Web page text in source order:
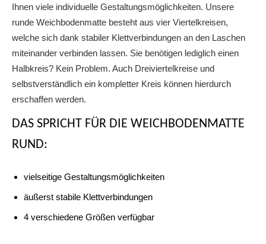
Ihnen viele individuelle Gestaltungsmöglichkeiten. Unsere
runde Weichbodenmatte besteht aus vier Viertelkreisen,
welche sich dank stabiler Klettverbindungen an den Laschen
miteinander verbinden lassen. Sie benötigen lediglich einen
Halbkreis? Kein Problem. Auch Dreiviertelkreise und
selbstverständlich ein kompletter Kreis können hierdurch
erschaffen werden.
DAS SPRICHT FÜR DIE WEICHBODENMATTE
RUND:
vielseitige Gestaltungsmöglichkeiten
äußerst stabile Klettverbindungen
4 verschiedene Größen verfügbar